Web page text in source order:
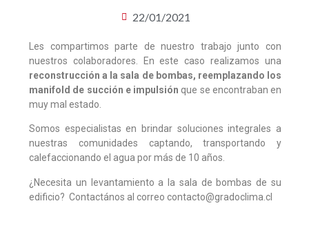
22/01/2021
Les compartimos parte de nuestro trabajo junto con
nuestros colaboradores. En este caso realizamos una
reconstrucción a la sala de bombas, reemplazando los
manifold de succión e impulsión que se encontraban en
muy mal estado.
Somos especialistas en brindar soluciones integrales a
nuestras comunidades captando, transportando y
calefaccionando el agua por más de 10 años.
¿Necesita un levantamiento a la sala de bombas de su
edificio? Contactános al correo contacto@gradoclima.cl